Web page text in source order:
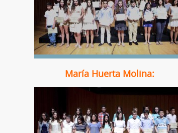
María Huerta Molina: